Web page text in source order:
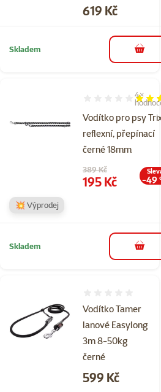
Cena
619 Kč
Skladem do
Vodítko pro psy
reflexní, přepínací
černé 18mm
Hodnocení 95%,
4×
Původní cena
389 Kč
Cena
195 Kč -49
💥 Výprodej
Skladem do
Vodítko Tamer
lanové Easylong
3m 8-50kg
černé
Cena
599 Kč